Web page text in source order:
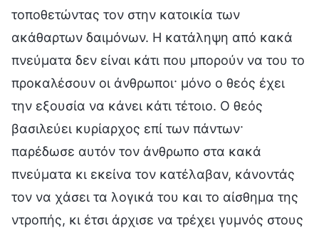
τοποθετώντας τον στην κατοικία των
ακάθαρτων δαιμόνων. Η κατάληψη από κακά
πνεύματα δεν είναι κάτι που μπορούν να του το
προκαλέσουν οι άνθρωποι· μόνο ο θεός έχει
την εξουσία να κάνει κάτι τέτοιο. Ο θεός
βασιλεύει κυρίαρχος επί των πάντων·
παρέδωσε αυτόν τον άνθρωπο στα κακά
πνεύματα κι εκείνα τον κατέλαβαν, κάνοντάς
τον να χάσει τα λογικά του και το αίσθημα της
ντροπής, κι έτσι άρχισε να τρέχει γυμνός στους